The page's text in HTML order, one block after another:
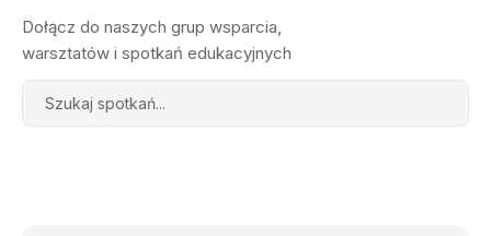
Dołącz do naszych grup wsparcia,
warsztatów i spotkań edukacyjnych
Search